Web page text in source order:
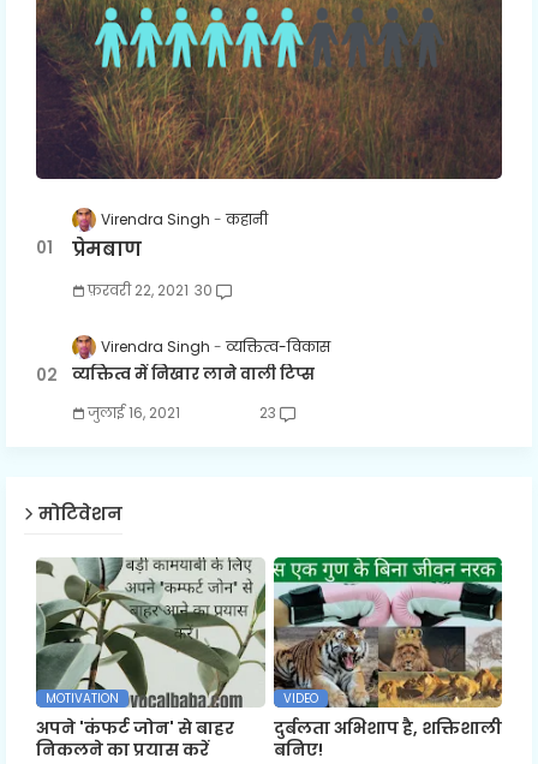
Virendra Singh कहानी
प्रेमबाण
फ़रवरी 22, 2021 30
Virendra Singh व्यक्तित्व-विकास
व्यक्तित्व में निखार लाने वाली टिप्स
जुलाई 16, 2021 23
मोटिवेशन
MOTIVATION
अपने 'कंफर्ट जोन' से बाहर
निकलने का प्रयास करें
VIDEO
दुर्बलता अभिशाप है, शक्तिशाली
बनिए!